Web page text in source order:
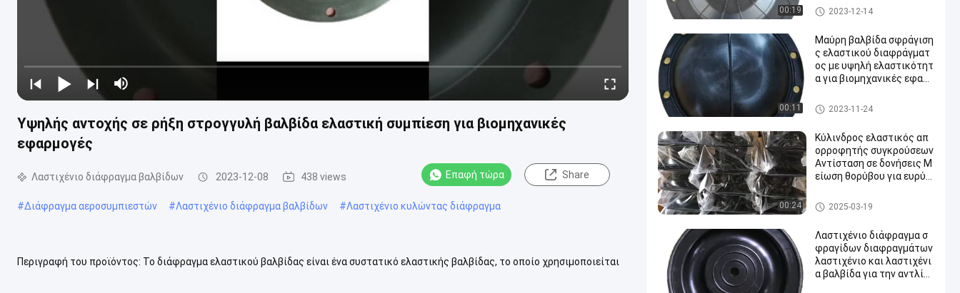
Υψηλής αντοχής σε ρήξη στρογγυλή βαλβίδα ελαστική συμπίεση για βιομηχανικές
εφαρμογές
Λαστιχένιο διάφραγμα βαλβίδων 2023-12-08 438 views Επαφή τώρα Share
#Διάφραγμα αεροσυμπιεστών #Λαστιχένιο διάφραγμα βαλβίδων #Λαστιχένιο κυλώντας διάφραγμα
Περιγραφή του προϊόντος: Το διάφραγμα ελαστικού βαλβίδας είναι ένα συστατικό ελαστικής βαλβίδας, το οποίο χρησιμοποιείται
00:19
Λαστιχένιο διάφραγμα βαλβί
δων
2023-12-14
00:11
Μαύρη βαλβίδα σφράγιση
ς ελαστικού διαφράγματ
ος με υψηλή ελαστικότητ
α για βιομηχανικές εφαρ
Λαστιχένιο διάφραγμα βαλβί
δων
2023-11-24
00:24
Κύλινδρος ελαστικός απ
ορροφητής συγκρούσεων
Αντίσταση σε δονήσεις Μ
είωση θορύβου για ευρύ ε
λαστιχένιος απορροφητής κ
λονισμού
2025-03-19
Λαστιχένιο διάφραγμα σ
φραγίδων διαφραγμάτων
λαστιχένιο και λαστιχένι
α βαλβίδα για την αντλία